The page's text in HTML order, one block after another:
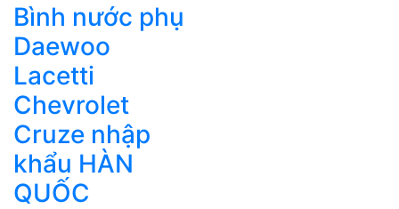
Bình nước phụ
Daewoo
Lacetti
Chevrolet
Cruze nhập
khẩu HÀN
QUỐC